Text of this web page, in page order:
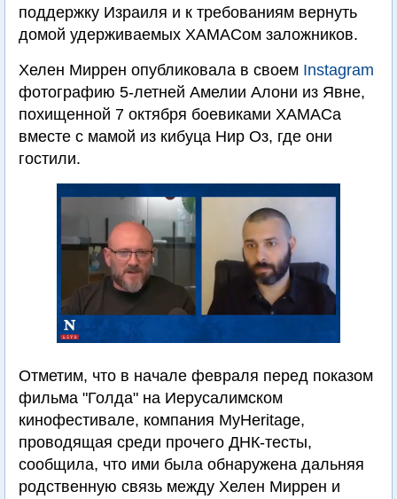
поддержку Израиля и к требованиям вернуть
домой удерживаемых ХАМАСом заложников.
Хелен Миррен опубликовала в своем Instagram
фотографию 5-летней Амелии Алони из Явне,
похищенной 7 октября боевиками ХАМАСа
вместе с мамой из кибуца Нир Оз, где они
гостили.
Отметим, что в начале февраля перед показом
фильма "Голда" на Иерусалимском
кинофестивале, компания MyHeritage,
проводящая среди прочего ДНК-тесты,
сообщила, что ими была обнаружена дальняя
родственную связь между Хелен Миррен и